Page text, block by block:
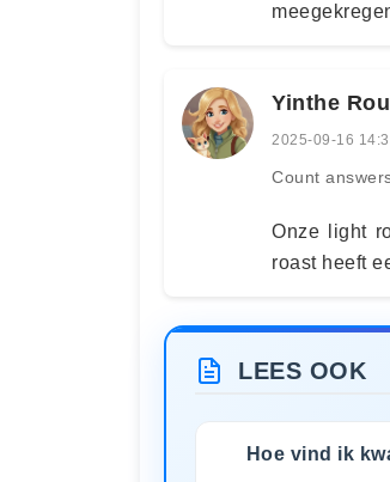
Yinthe
2025-09-16
Count
Onze light
roast heeft
LEES OOK
Hoe vind ik